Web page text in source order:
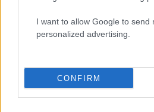
I want to allow Google to send
personalized advertising.
CONFIRM
τελευταία νέα
της ημέρας
Πιο